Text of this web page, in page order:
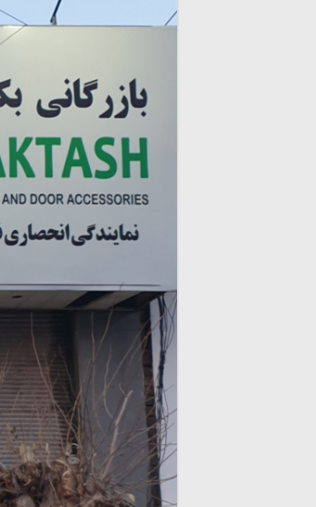
رزه
کایاپن
KAYA
PEN
/
برگمن
Bregmann
جویس
geviss
UPVC
برند
ویونا
Viona